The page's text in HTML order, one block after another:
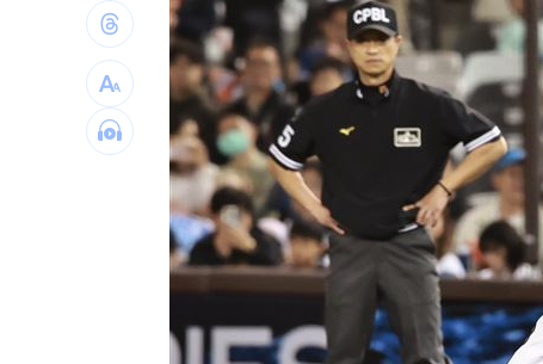
高雄親子遊樂園區開幕 首日吸引大批人
事後甜約滑雪！正妹見他放閃正宮怒告
突破中國打壓！台獲邀太平洋島國論壇峰
地震衝擊九州觀光 熊本旅宿業4天損1.8
新／有望放颱風假?8縣市明達停班停課
別以為學生不罰！小三童罵男師娘娘腔判
桃猿3新秀剛報到就上場 曾總坦言有點